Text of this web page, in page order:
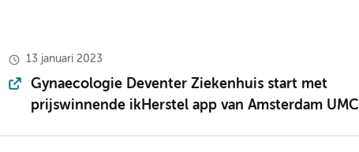
13 januari 2023
Gynaecologie Deventer Ziekenhuis start met
prijswinnende ikHerstel app van Amsterdam UMC